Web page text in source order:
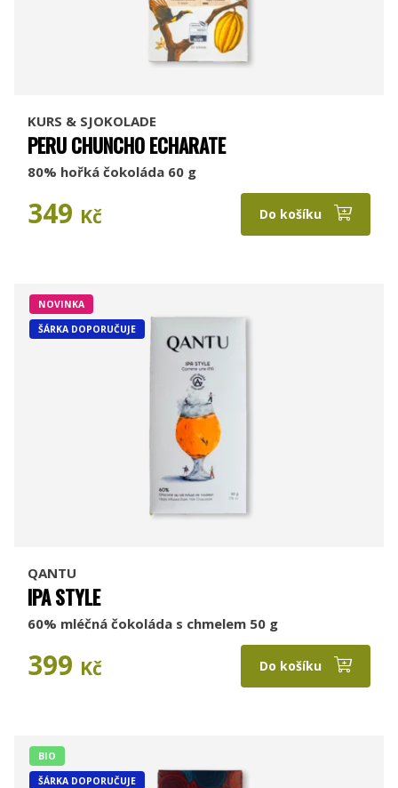
KURS & SJOKOLADE
PERU CHUNCHO ECHARATE
80% hořká čokoláda 60 g
349 Kč Do košíku
NOVINKA
ŠÁRKA DOPORUČUJE
QANTU
IPA STYLE
60% mléčná čokoláda s chmelem 50 g
399 Kč Do košíku
BIO
ŠÁRKA DOPORUČUJE